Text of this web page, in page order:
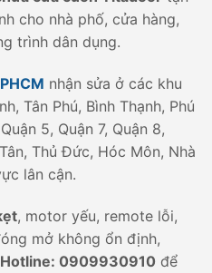
cho nhà phố, cửa hàng,
trình dân dụng.
nhận sửa ở các khu
Tân Phú, Bình Thạnh, Phú
5, Quận 7, Quận 8,
Thủ Đức, Hóc Môn, Nhà
lân cận.
, motor yếu, remote lỗi,
mở không ổn định,
Hotline: 0909930910 để